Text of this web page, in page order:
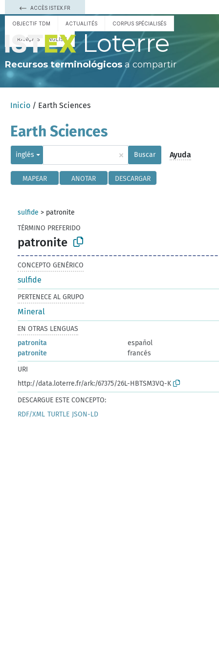
ACCÈS ISTEX.FR
OBJECTIF TDM ACTUALITÉS CORPUS SPÉCIALISÉS
FRANÇAIS ENGLISH Loterre
Recursos terminológicos a compartir
Inicio / Earth Sciences
Earth Sciences
inglés × Buscar Ayuda
MAPEAR ANOTAR DESCARGAR
sulfide > patronite
TÉRMINO PREFERIDO
patronite
CONCEPTO GENÉRICO
sulfide
PERTENECE AL GRUPO
Mineral
EN OTRAS LENGUAS
patronita
español
patronite
francés
URI
http://data.loterre.fr/ark:/67375/26L-HBTSM3VQ-K
DESCARGUE ESTE CONCEPTO:
RDF/XML TURTLE JSON-LD